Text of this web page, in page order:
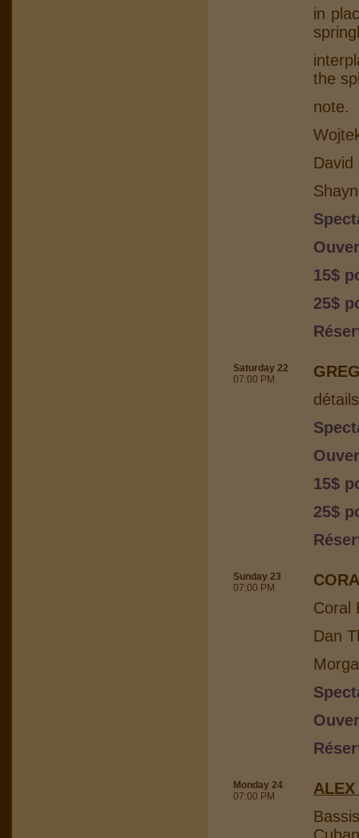
in
the
note.
David
15$
25$
Saturday 22
07:00 PM
15$
25$
Sunday 23
07:00 PM
Coral
Dan
Monday 24
07:00 PM